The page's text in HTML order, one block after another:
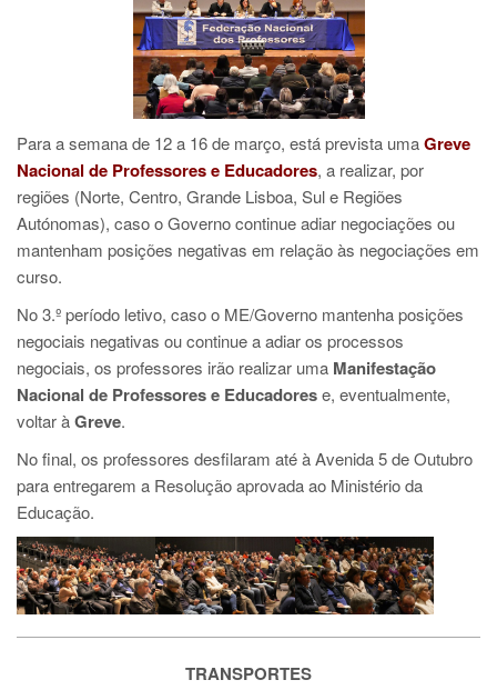
Para a semana de 12 a 16 de março, está prevista umaGreve
Nacional de Professores e Educadores, a realizar, por
regiões (Norte, Centro, Grande Lisboa, Sul e Regiões
Autónomas), caso o Governo continue adiar negociações ou
mantenham posições negativas em relação às negociações em
curso.
No 3.º período letivo, caso o ME/Governo mantenha posições
negociais negativas ou continue a adiar os processos
negociais, os professores irão realizar uma Manifestação
Nacional de Professores e Educadorese, eventualmente,
voltaràGreve.
No final, os professores desfilaram até à Avenida 5 de Outubro
para entregarem a Resolução aprovada ao Ministério da
Educação.
TRANSPORTES